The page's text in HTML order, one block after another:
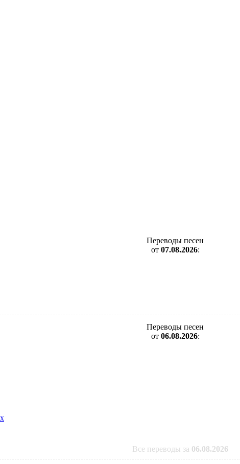
Переводы песен
от 07.08.2026:
Переводы песен
от 06.08.2026:
Все переводы за 06.08.2026